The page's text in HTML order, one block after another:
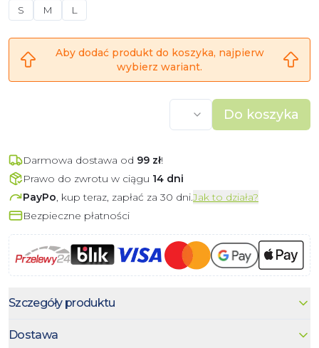
S
M L
Aby dodać produkt do koszyka, najpierw
wybierz wariant.
Do koszyka
Darmowa dostawa od 99 zł!
Prawo do zwrotu w ciągu 14 dni
PayPo, kup teraz, zapłać za 30 dni.Jak to działa?
Bezpieczne płatności
Szczegóły produktu
Dostawa